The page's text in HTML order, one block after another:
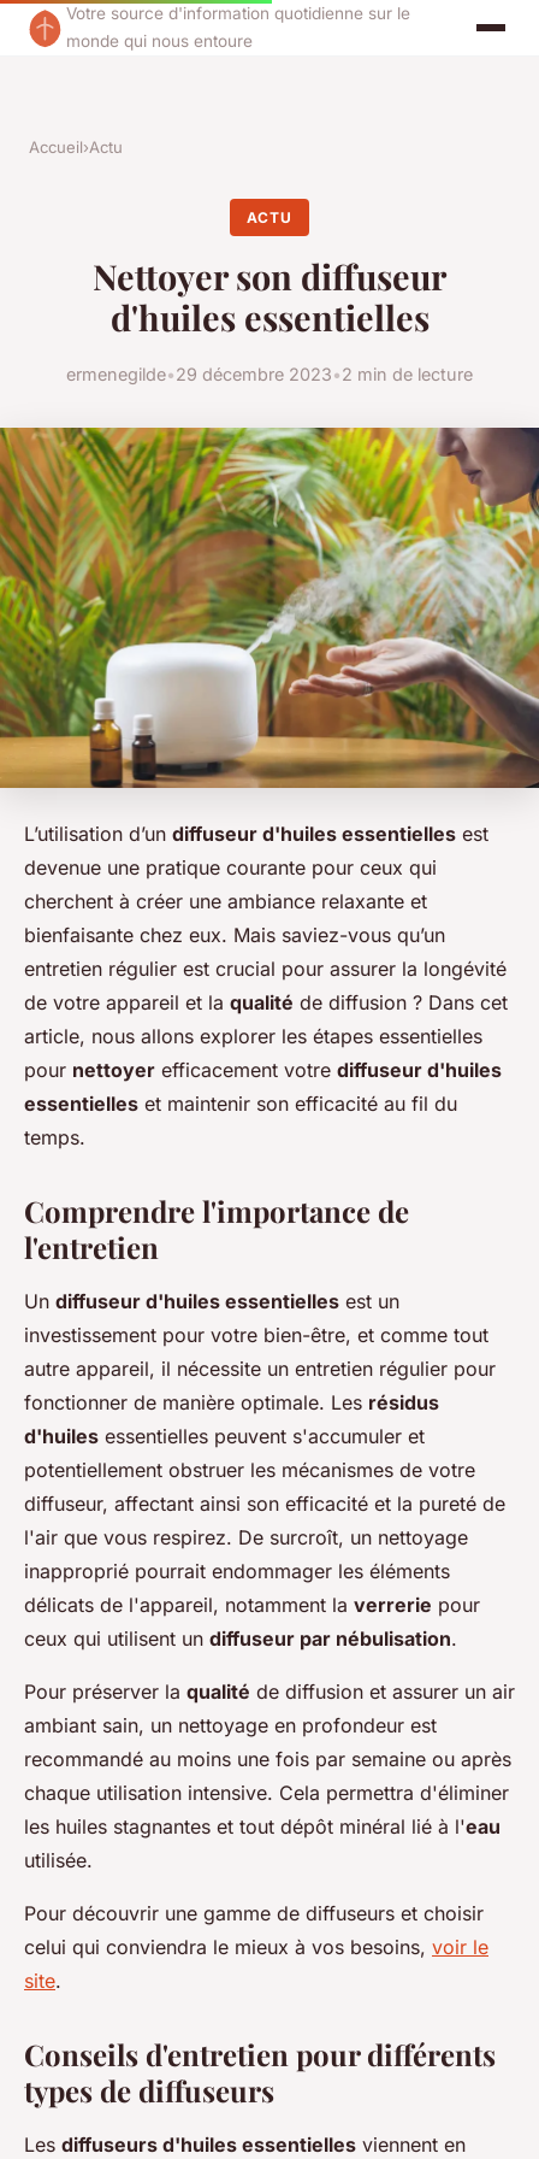
Votre source d'information quotidienne sur le
monde qui nous entoure
Accueil›Actu
ACTU
Nettoyer son diffuseur
d'huiles essentielles
ermenegilde•29 décembre 2023•2 min de lecture
L’utilisation d’un diffuseur d'huiles essentielles est
devenue une pratique courante pour ceux qui
cherchent à créer une ambiance relaxante et
bienfaisante chez eux. Mais saviez-vous qu’un
entretien régulier est crucial pour assurer la longévité
de votre appareil et la qualité de diffusion ? Dans cet
article, nous allons explorer les étapes essentielles
pour nettoyer efficacement votre diffuseur d'huiles
essentielles et maintenir son efficacité au fil du
temps.
Comprendre l'importance de
l'entretien
Un diffuseur d'huiles essentielles est un
investissement pour votre bien-être, et comme tout
autre appareil, il nécessite un entretien régulier pour
fonctionner de manière optimale. Les résidus
d'huiles essentielles peuvent s'accumuler et
potentiellement obstruer les mécanismes de votre
diffuseur, affectant ainsi son efficacité et la pureté de
l'air que vous respirez. De surcroît, un nettoyage
inapproprié pourrait endommager les éléments
délicats de l'appareil, notamment la verrerie pour
ceux qui utilisent un diffuseur par nébulisation.
Pour préserver la qualité de diffusion et assurer un air
ambiant sain, un nettoyage en profondeur est
recommandé au moins une fois par semaine ou après
chaque utilisation intensive. Cela permettra d'éliminer
les huiles stagnantes et tout dépôt minéral lié à l'eau
utilisée.
Pour découvrir une gamme de diffuseurs et choisir
celui qui conviendra le mieux à vos besoins, voir le
site.
Conseils d'entretien pour différents
types de diffuseurs
Les diffuseurs d'huiles essentielles viennent en